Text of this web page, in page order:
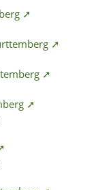
➚
➚
➚
➚